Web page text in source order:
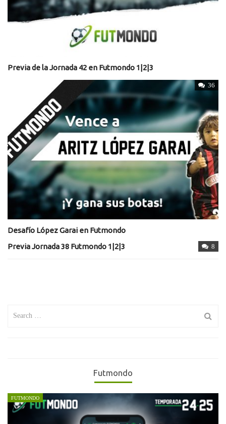
Previa de la Jornada 42 en Futmondo 1|2|3
36
Desafío López Garai en Futmondo
8
Previa Jornada 38 Futmondo 1|2|3
Futmondo
FUTMONDO